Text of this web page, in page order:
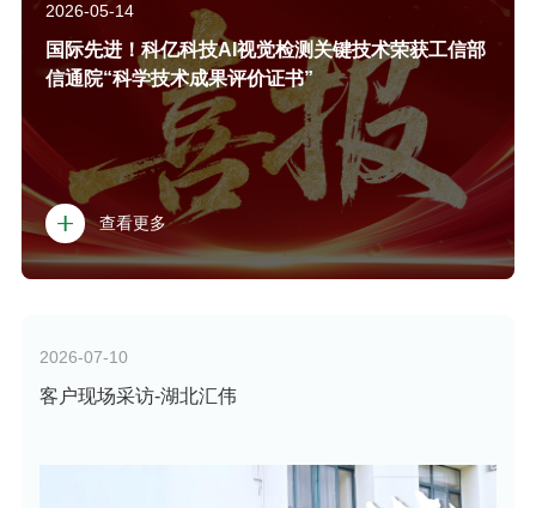
2026-05-14
国际先进！科亿科技AI视觉检测关键技术荣获工信部
信通院“科学技术成果评价证书”
查看更多
2026-07-10
客户现场采访-湖北汇伟